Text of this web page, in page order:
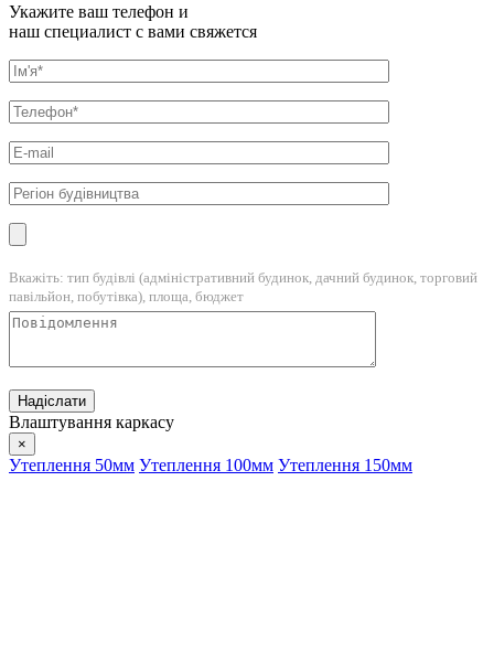
Укажите ваш телефон и
наш специалист с вами свяжется
Вкажіть: тип будівлі (адміністративний будинок, дачний будинок, торговий
павільйон, побутівка), площа, бюджет
Влаштування каркасу
×
Утеплення 50мм Утеплення 100мм Утеплення 150мм